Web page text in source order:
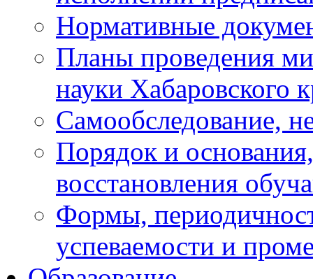
Нормативные
Планы проведения
науки Хабаровского
Самообследование,
Порядок и
восстановления
Формы,
успеваемости и